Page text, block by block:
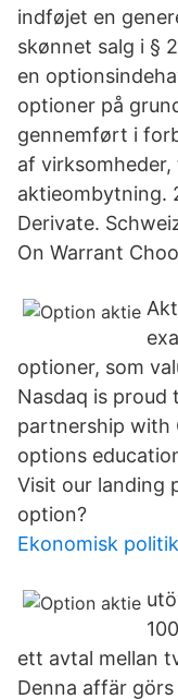
indføjet en
skønnet salg i §
en
optioner på
gennemført i
af
aktieombytning.
Derivate.
On Warrant
optioner, som
Nasdaq is proud
partnership with
options
Visit our landing
option?
Ekonomisk politik
ett avtal mellan
Denna affär